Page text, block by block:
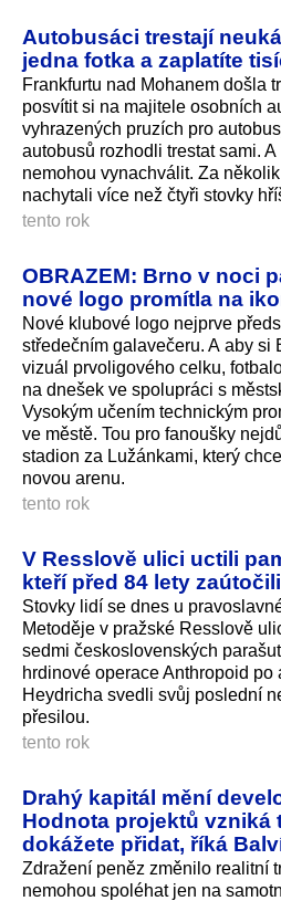
Autobusáci trestají
jedna fotka a zaplatíte
Frankfurtu nad Mohanem došla
posvítit si na majitele osobních
vyhrazených pruzích pro
autobusů rozhodli trestat sami.
nemohou vynachválit. Za
nachytali více než čtyři stovky
tento rok
OBRAZEM: Brno v noci
nové logo promítla na
Nové klubové logo nejprve
středečním galavečeru. A aby si
vizuál prvoligového celku,
na dnešek ve spolupráci s
Vysokým učením technickým
ve městě. Tou pro fanoušky
stadion za Lužánkami, který
novou arenu.
tento rok
V Resslově ulici uctili
kteří před 84 lety
Stovky lidí se dnes u
Metoděje v pražské Resslově
sedmi československých
hrdinové operace Anthropoid po
Heydricha svedli svůj poslední
přesilou.
tento rok
Drahý kapitál mění
Hodnota projektů vzniká
dokážete přidat, říká
Zdražení peněz změnilo realitní
nemohou spoléhat jen na